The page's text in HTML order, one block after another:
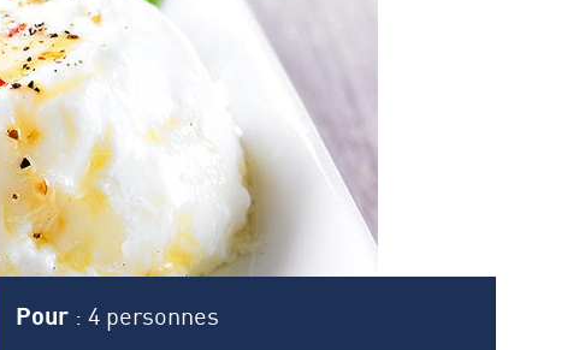
Pour : 4 personnes